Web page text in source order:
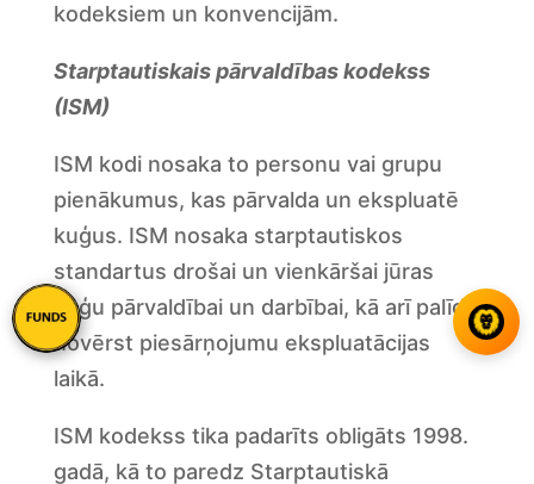
kodeksiem un konvencijām.
Starptautiskais pārvaldības kodekss
(ISM)
ISM kodi nosaka to personu vai grupu
pienākumus, kas pārvalda un ekspluatē
kuģus. ISM nosaka starptautiskos
standartus drošai un vienkāršai jūras
kuģu pārvaldībai un darbībai, kā arī palīdz
novērst piesārņojumu ekspluatācijas
laikā.
ISM kodekss tika padarīts obligāts 1998.
gadā, kā to paredz Starptautiskā